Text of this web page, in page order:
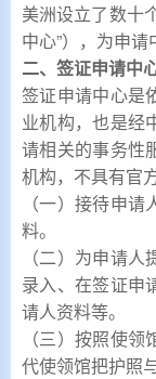
美洲设立了数十
中心”），为申请
二、签证申请中
签证申请中心是
业机构，也是经
请相关的事务性
机构，不具有官
（一）接待申
料。
（二）为申请
录入、在签证申
请人资料等。
（三）按照使
代使领馆把护照